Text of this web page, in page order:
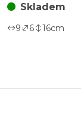
Skladem
9 6 16cm